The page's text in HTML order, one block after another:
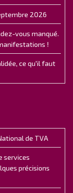
2026
vous manqué.
!
ce qu'il faut
de TVA
services
précisions